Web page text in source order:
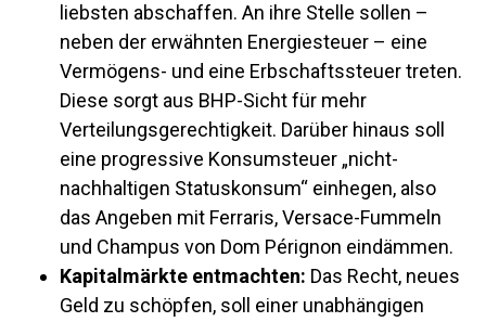
liebsten abschaffen. An ihre Stelle sollen –
neben der erwähnten Energiesteuer – eine
Vermögens- und eine Erbschaftssteuer treten.
Diese sorgt aus BHP-Sicht für mehr
Verteilungsgerechtigkeit. Darüber hinaus soll
eine progressive Konsumsteuer „nicht-
nachhaltigen Statuskonsum“ einhegen, also
das Angeben mit Ferraris, Versace-Fummeln
und Champus von Dom Pérignon eindämmen.
Kapitalmärkte entmachten: Das Recht, neues
Geld zu schöpfen, soll einer unabhängigen